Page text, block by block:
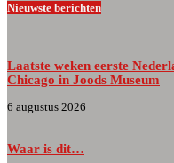
Nieuwste berichten
Laatste weken eerste
Chicago in Joods Museum
6 augustus 2026
Waar is dit…